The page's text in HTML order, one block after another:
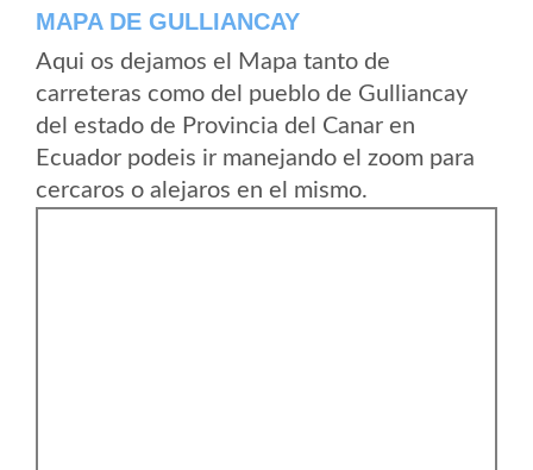
MAPA DE GULLIANCAY
Aqui os dejamos el Mapa tanto de
carreteras como del pueblo de Gulliancay
del estado de Provincia del Canar en
Ecuador podeis ir manejando el zoom para
cercaros o alejaros en el mismo.